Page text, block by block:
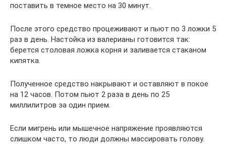
поставить в темное место на 30 минут.
После этого средство процеживают и пьют по 3 ложки 5
раз в день. Настойка из валерианы готовится так:
берется столовая ложка корня и заливается стаканом
кипятка.
Полученное средство накрывают и оставляют в покое
на 12 часов. Потом пьют 2 раза в день по 25
миллилитров за один прием.
Если мигрень или мышечное напряжение проявляются
слишком часто, то люди должны массировать голову.